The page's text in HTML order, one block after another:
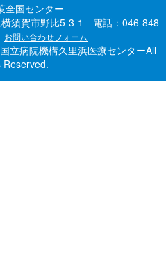
全国センター
須賀市野比5-3-1 電話：046-848-
お問い合わせフォーム
立病院機構久里浜医療センターAll
Reserved.